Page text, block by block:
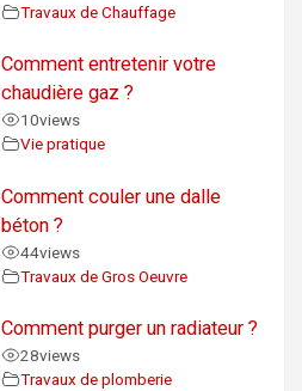
Travaux de Chauffage
Comment entretenir votre
chaudière gaz ?
10views
Vie pratique
Comment couler une dalle
béton ?
44views
Travaux de Gros Oeuvre
Comment purger un radiateur ?
28views
Travaux de plomberie